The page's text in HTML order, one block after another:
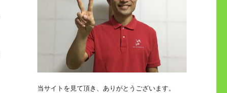
当サイトを見て頂き、ありがとうございます。